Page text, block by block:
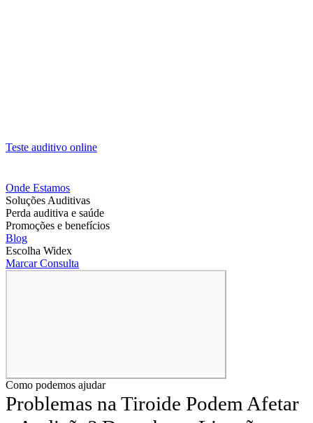
Teste auditivo online
Onde Estamos
Soluções Auditivas
Perda auditiva e saúde
Promoções e benefícios
Blog
Escolha Widex
Marcar Consulta
Como podemos ajudar
Problemas na Tiroide Podem Afetar